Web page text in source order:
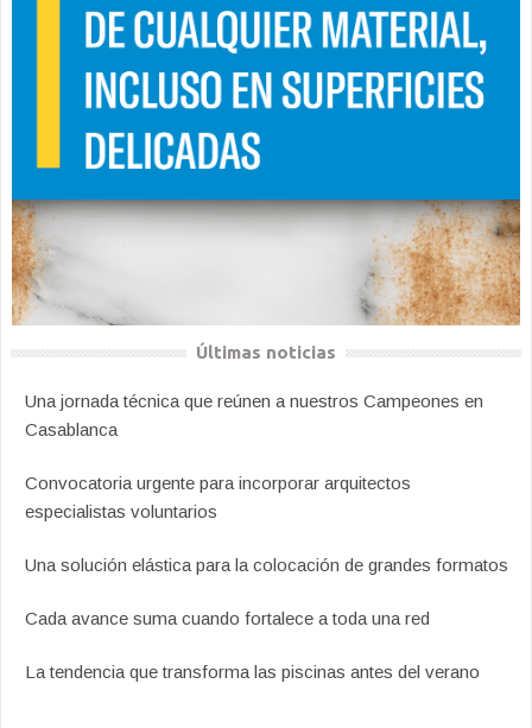
Últimas noticias
Una jornada técnica que reúnen a nuestros Campeones en
Casablanca
Convocatoria urgente para incorporar arquitectos
especialistas voluntarios
Una solución elástica para la colocación de grandes formatos
Cada avance suma cuando fortalece a toda una red
La tendencia que transforma las piscinas antes del verano